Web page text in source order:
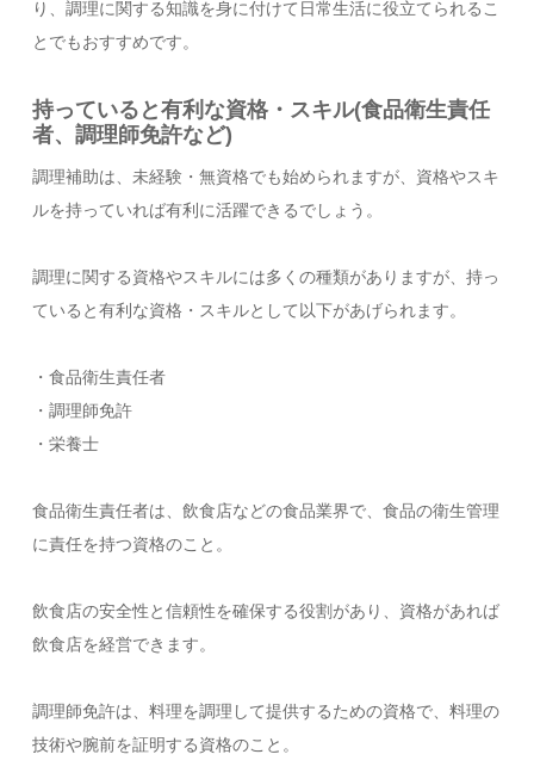
り、調理に関する知識を身に付けて日常生活に役立てられるこ
とでもおすすめです。
持っていると有利な資格・スキル(食品衛生責任
者、調理師免許など)
調理補助は、未経験・無資格でも始められますが、資格やスキ
ルを持っていれば有利に活躍できるでしょう。
調理に関する資格やスキルには多くの種類がありますが、持っ
ていると有利な資格・スキルとして以下があげられます。
・食品衛生責任者
・調理師免許
・栄養士
食品衛生責任者は、飲食店などの食品業界で、食品の衛生管理
に責任を持つ資格のこと。
飲食店の安全性と信頼性を確保する役割があり、資格があれば
飲食店を経営できます。
調理師免許は、料理を調理して提供するための資格で、料理の
技術や腕前を証明する資格のこと。